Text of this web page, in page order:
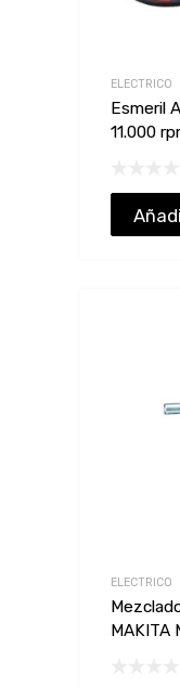
ELECTRICO
Esmeril
11.000
ELECTRICO
MAKITA